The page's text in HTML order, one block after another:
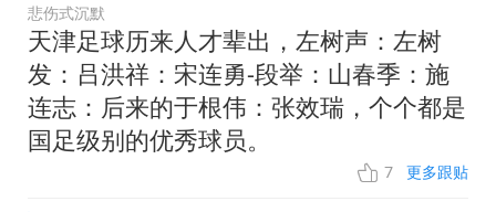
悲伤式沉默
天津足球历来人才辈出，左树声：左树
发：吕洪祥：宋连勇-段举：山春季：施
连志：后来的于根伟：张效瑞，个个都是
国足级别的优秀球员。
7 更多跟贴